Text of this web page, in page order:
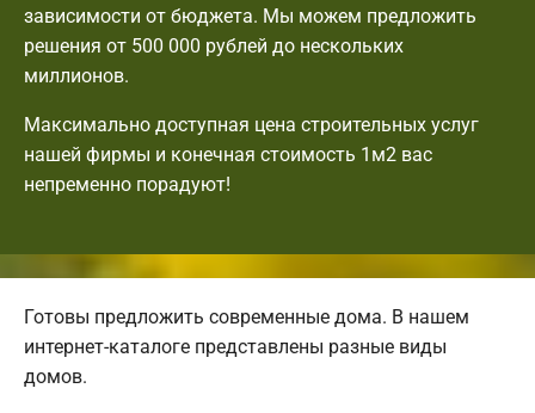
зависимости от бюджета. Мы можем предложить
решения от 500 000 рублей до нескольких
миллионов.
Максимально доступная цена строительных услуг
нашей фирмы и конечная стоимость 1м2 вас
непременно порадуют!
Готовы предложить современные дома. В нашем
интернет-каталоге представлены разные виды
домов.